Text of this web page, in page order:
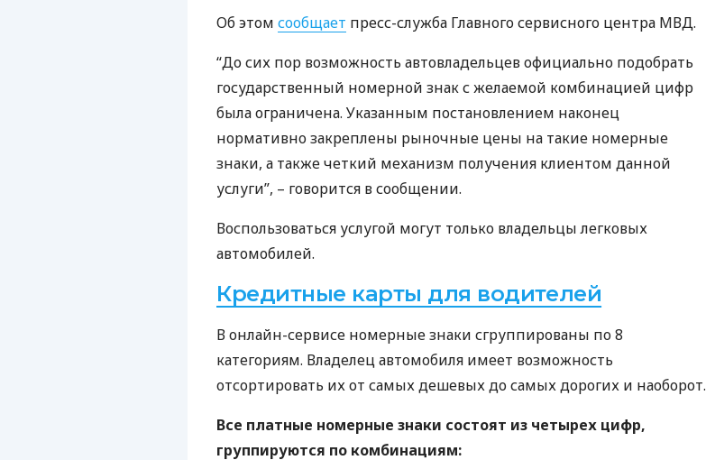
Об этом сообщает пресс-служба Главного сервисного центра МВД.
“До сих пор возможность автовладельцев официально подобрать
государственный номерной знак с желаемой комбинацией цифр
была ограничена. Указанным постановлением наконец
нормативно закреплены рыночные цены на такие номерные
знаки, а также четкий механизм получения клиентом данной
услуги”, – говорится в сообщении.
Воспользоваться услугой могут только владельцы легковых
автомобилей.
Кредитные карты для водителей
В онлайн-сервисе номерные знаки сгруппированы по 8
категориям. Владелец автомобиля имеет возможность
отсортировать их от самых дешевых до самых дорогих и наоборот.
Все платные номерные знаки состоят из четырех цифр,
группируются по комбинациям: